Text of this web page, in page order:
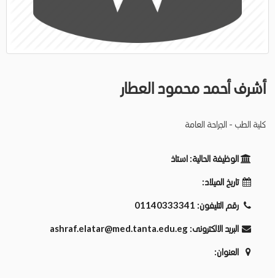
أشرف أحمد محمود العطار
كلية الطب - الجراحة العامة
الوظيفة الحالية: استاذ
تاريخ الميلاد:
رقم التليفون: 01140333341
البريد الالكترونى: ashraf.elatar@med.tanta.edu.eg
العنوان: